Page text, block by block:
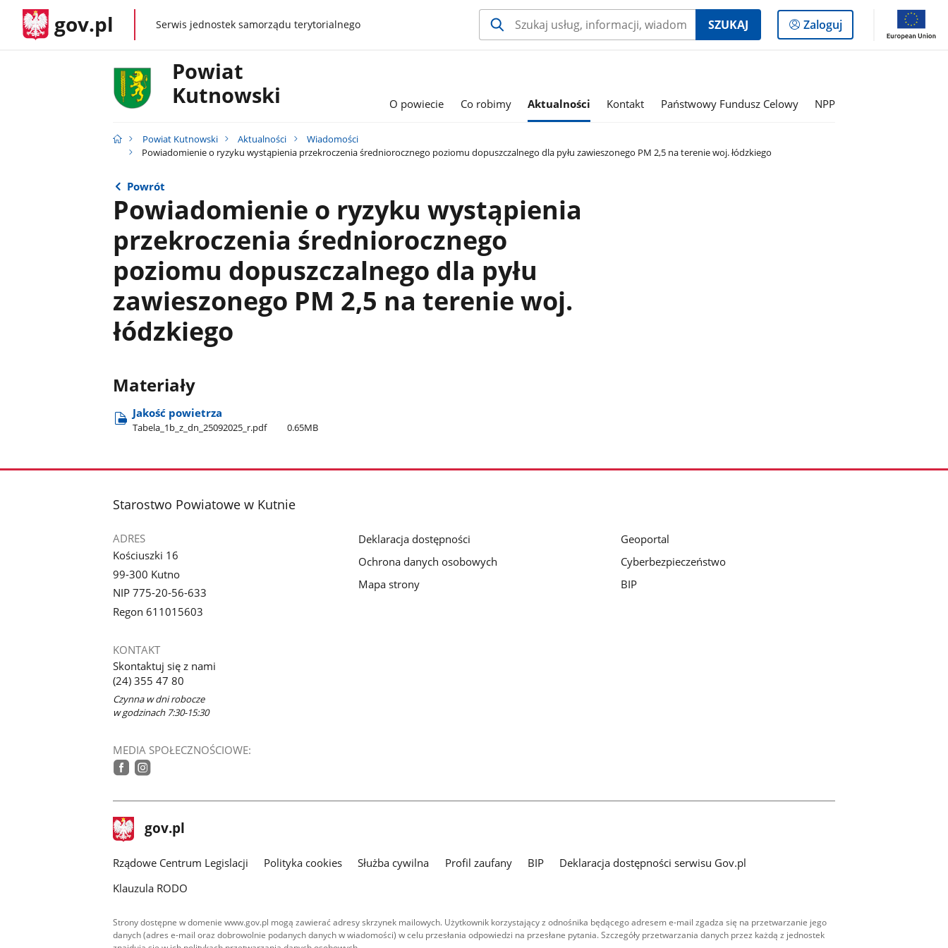
gov.pl gov.plSerwis jednostek samorządu terytorialnego SZUKAJ
Logowanie
do
Zaloguj
Powiat
Kutnowski
O powiecie Co robimy Aktualności Kontakt Państwowy Fundusz Celowy NPP
Powiat Kutnowski Aktualności
Wiadomości
Powiadomienie o ryzyku wystąpienia przekroczenia średniorocznego poziomu dopuszczalnego dla pyłu zawieszonego PM 2,5 na terenie woj. łódzkiego
Powrót
Powiadomienie o ryzyku wystąpienia
przekroczenia średniorocznego
poziomu dopuszczalnego dla pyłu
zawieszonego PM 2,5 na terenie woj.
łódzkiego
Materiały
Jakość powietrza
Tabela​_1b​_z​_dn​_25092025​_r.pdf 0.65MB
stopka
Starostwo Powiatowe w Kutnie
ADRES
Kościuszki 16
99-300 Kutno
NIP 775-20-56-633
Regon 611015603
KONTAKT
Skontaktuj się z nami
(24) 355 47 80
Czynna w dni robocze
w godzinach 7:30-15:30
MEDIA SPOŁECZNOŚCIOWE:
Deklaracja dostępności
Ochrona danych osobowych
Mapa strony
Geoportal
Cyberbezpieczeństwo
BIP
stopka
gov.pl Strona
gov.pl
Rządowe Centrum Legislacji Polityka cookies Służba cywilna Profil zaufany BIP
Deklaracja dostępności serwisu Gov.pl
Klauzula RODO
Strony dostępne w domenie www.gov.pl mogą zawierać adresy skrzynek mailowych. Użytkownik korzystający z odnośnika będącego adresem e-mail zgadza się na przetwarzanie jego
danych (adres e-mail oraz dobrowolnie podanych danych w wiadomości) w celu przesłania odpowiedzi na przesłane pytania. Szczegóły przetwarzania danych przez każdą z jednostek